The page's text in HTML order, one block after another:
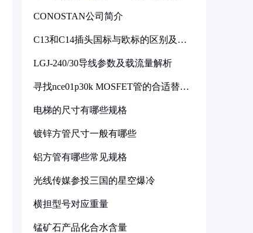
CONOSTAN公司简介
C13和C14插头国标与欧标的区别及其
LGJ-240/30导线参数及载流量解析
寻找nce01p30k MOSFET管的合适替代
电梯的尺寸有哪些规格
镀锌方管尺寸一般有哪些
铝方管有哪些常见规格
光线传媒参投三国的星空爆冷
横担型号对应重量
锰矿石产品化合水含量